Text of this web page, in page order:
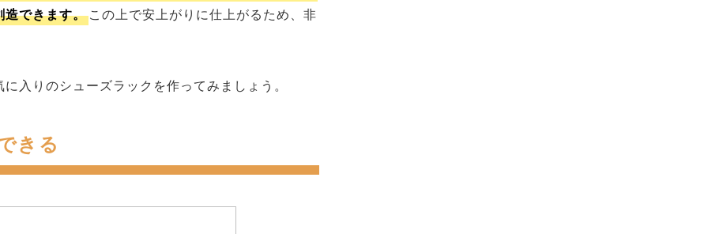
造できます。 この上で安上がりに仕上がるため、非
入りのシューズラックを作ってみましょう。
きる